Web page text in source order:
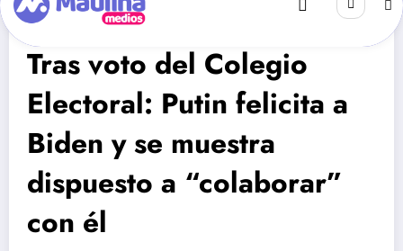
Actualidad Diciembre 15, 2020
Tras voto del Colegio
Electoral: Putin felicita a
Biden y se muestra
dispuesto a “colaborar”
con él